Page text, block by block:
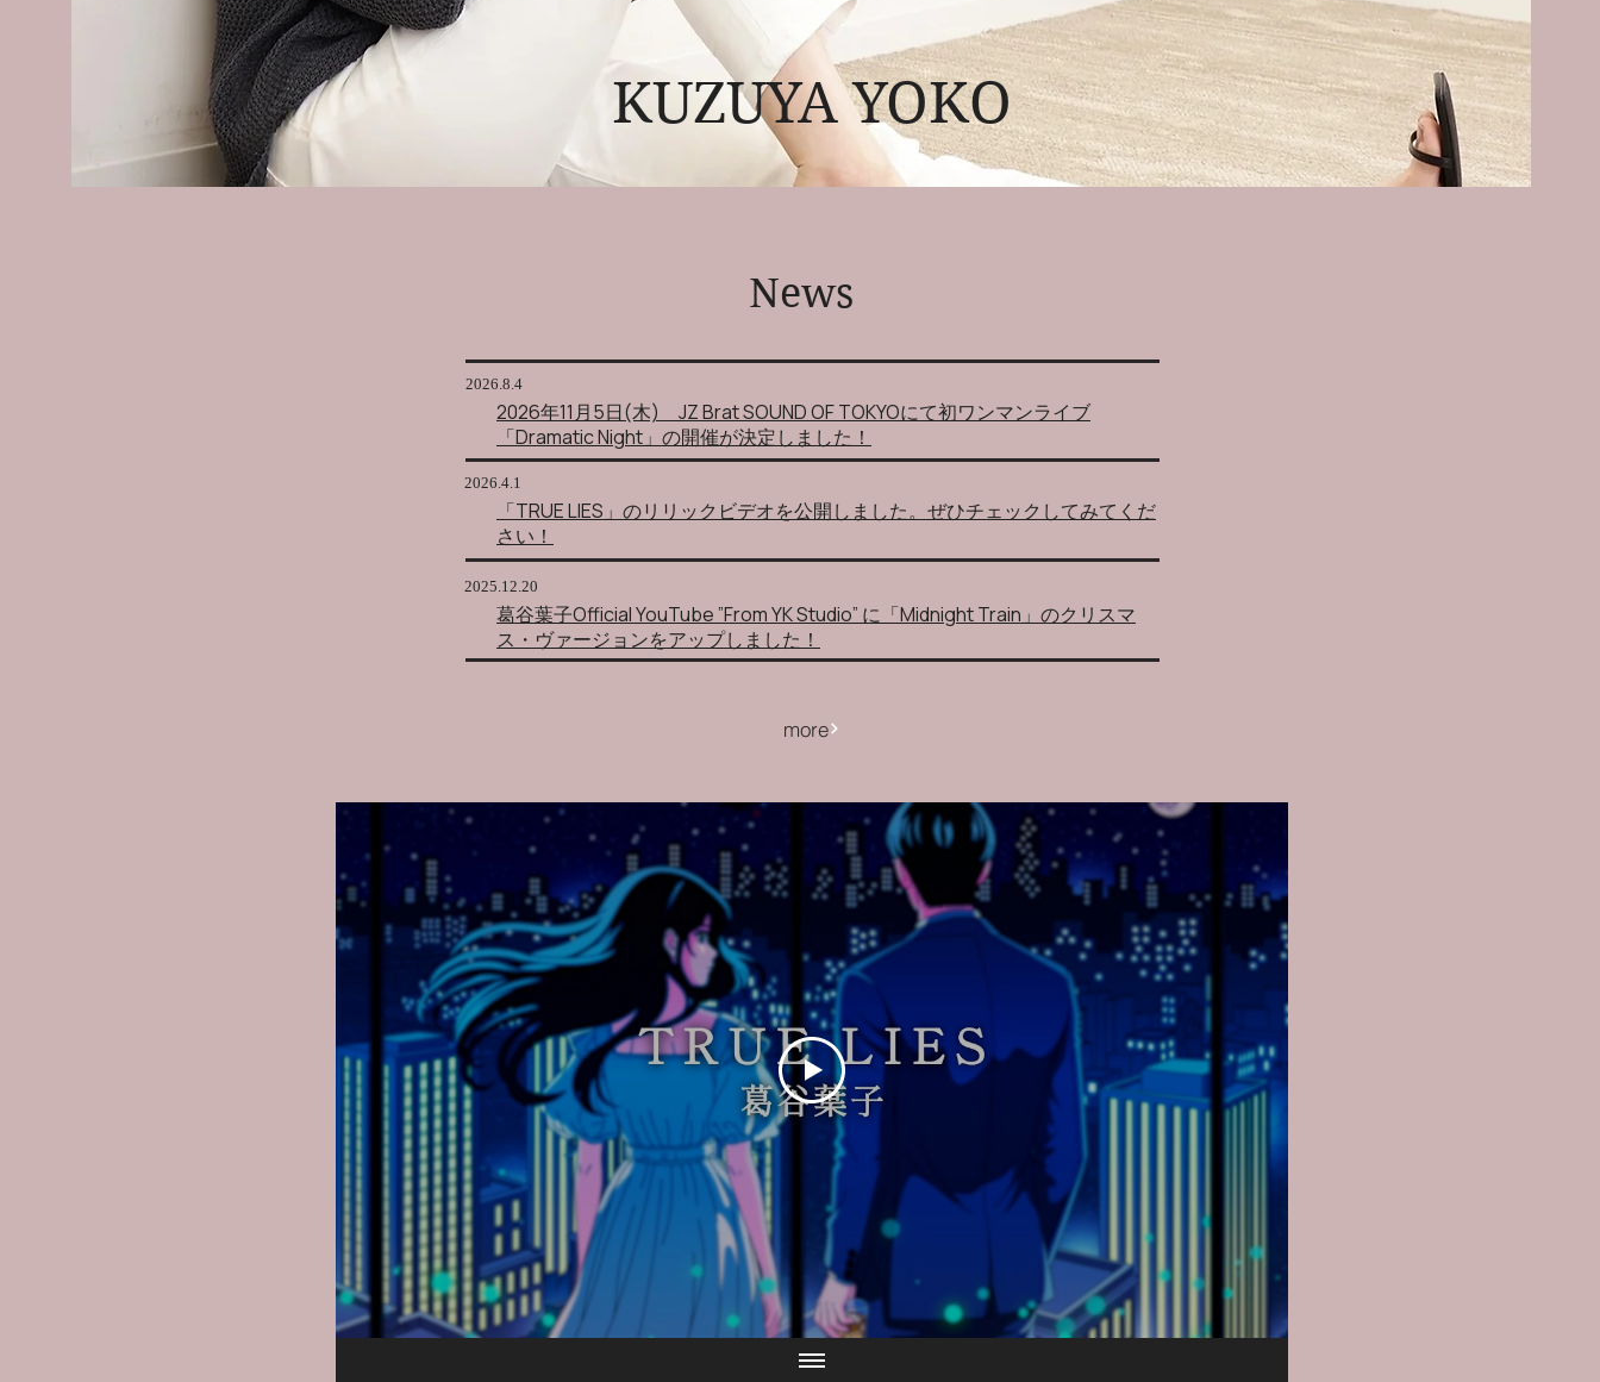
KUZUYA YOKO
News
2026.8.4
2026年11月5日(木) JZ Brat SOUND OF TOKYOにて初ワンマンライブ
「Dramatic Night」の開催が決定しました！
2026.4.1
「TRUE LIES」のリリックビデオを公開しました。ぜひチェックしてみてくだ
さい！
2025.12.20
葛谷葉子Official YouTube ”From YK Studio” に「Midnight Train」のクリスマ
ス・ヴァージョンをアップしました！
more